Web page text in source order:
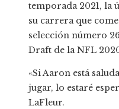
temporada 2021, la
su carrera que
selección número
Draft de la NFL
«Si Aaron está
jugar, lo estaré
LaFleur.